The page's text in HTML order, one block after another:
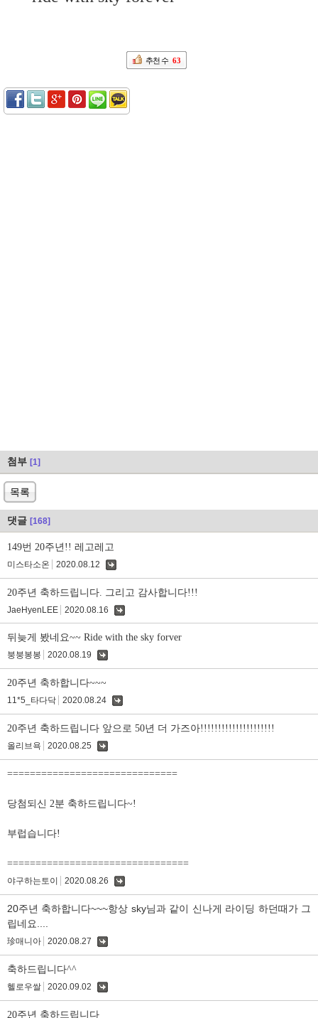
추천 수 63
첨부 [1]
목록
댓글 [168]
149번 20주년!! 레고레고
미스타소온 2020.08.12
20주년 축하드립니다. 그리고 감사합니다!!!
JaeHyenLEE 2020.08.16
뒤늦게 봤네요~~ Ride with the sky forver
붕붕봉봉 2020.08.19
20주년 축하합니다~~~
11*5_타다닥 2020.08.24
20주년 축하드립니다 앞으로 50년 더 가즈아!!!!!!!!!!!!!!!!!!!!!
올리브욕 2020.08.25
==============================
당첨되신 2분 축하드립니다~!
부럽습니다!
================================
야구하는토이 2020.08.26
20주년 축하합니다~~~항상 sky님과 같이 신나게 라이딩 하던때가 그
립네요....
珍매니아 2020.08.27
축하드립니다^^
헬로우쌀 2020.09.02
20주년 축하드립니다